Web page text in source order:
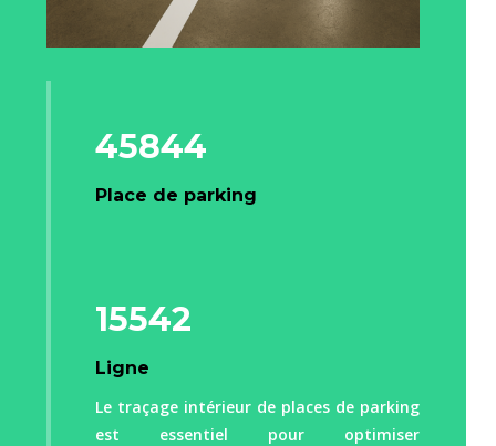
45844
Place de parking
15542
Ligne
Le traçage intérieur de places de parking
est essentiel pour optimiser